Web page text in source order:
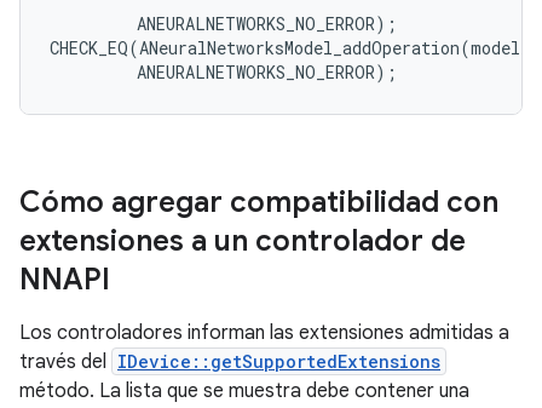
ANEURALNETWORKS_NO_ERROR);
CHECK_EQ(ANeuralNetworksModel_addOperation(model
ANEURALNETWORKS_NO_ERROR);
Cómo agregar compatibilidad con
extensiones a un controlador de
NNAPI
Los controladores informan las extensiones admitidas a
través del IDevice::getSupportedExtensions
método. La lista que se muestra debe contener una